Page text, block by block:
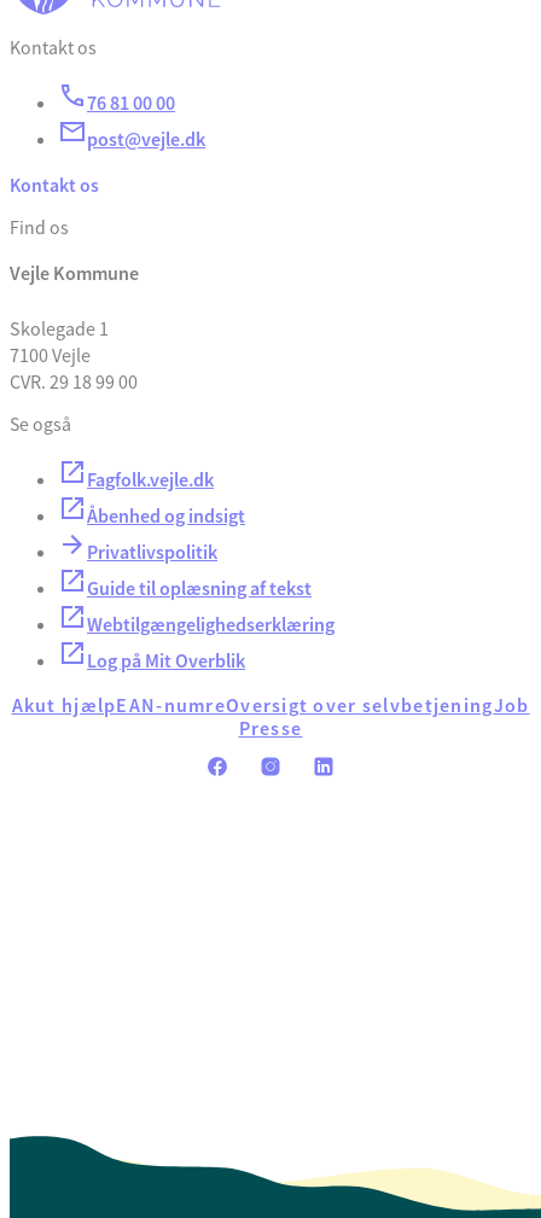
Kontakt os
76 81 00 00
post@vejle.dk
Kontakt os
Find os
Vejle Kommune
Skolegade 1
7100 Vejle
CVR. 29 18 99 00
Se også
Fagfolk.vejle.dk
Åbenhed og indsigt
Privatlivspolitik
Guide til oplæsning af tekst
Webtilgængelighedserklæring
Log på Mit Overblik
Akut hjælpEAN-numreOversigt over selvbetjeningJob
Presse